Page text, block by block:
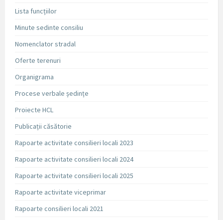
Lista funcțiilor
Minute sedinte consiliu
Nomenclator stradal
Oferte terenuri
Organigrama
Procese verbale ședințe
Proiecte HCL
Publicații căsătorie
Rapoarte activitate consilieri locali 2023
Rapoarte activitate consilieri locali 2024
Rapoarte activitate consilieri locali 2025
Rapoarte activitate viceprimar
Rapoarte consilieri locali 2021